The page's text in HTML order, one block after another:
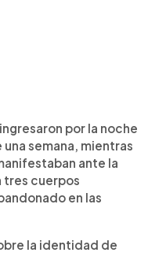
por la noche
semana, mientras
ante la
tres cuerpos
en las
la identidad de